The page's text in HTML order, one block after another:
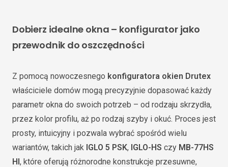
Dobierz idealne okna – konfigurator jako
przewodnik do oszczędności
Z pomocą nowoczesnego konfiguratora okien Drutex
właściciele domów mogą precyzyjnie dopasować każdy
parametr okna do swoich potrzeb – od rodzaju skrzydła,
przez kolor profilu, aż po rodzaj szyby i okuć. Proces jest
prosty, intuicyjny i pozwala wybrać spośród wielu
wariantów, takich jak IGLO 5 PSK, IGLO-HS czy MB-77HS
HI, które oferują różnorodne konstrukcje przesuwne,